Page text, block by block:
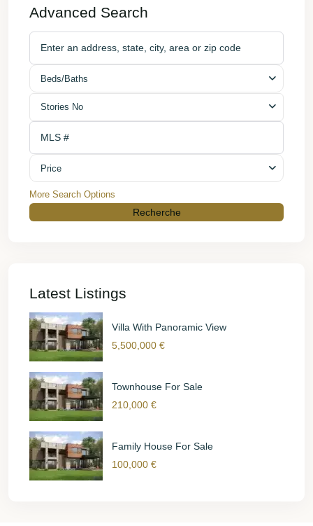
Advanced Search
Beds/Baths
Stories No
Price
More Search Options
Recherche
Latest Listings
Villa With Panoramic View
5,500,000 €
Townhouse For Sale
210,000 €
Family House For Sale
100,000 €